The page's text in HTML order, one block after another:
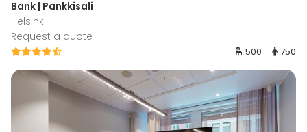
Bank | Pankkisali
Helsinki
Request a quote
500 750